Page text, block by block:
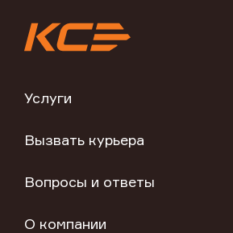
Услуги
Вызвать курьера
Вопросы и ответы
О компании